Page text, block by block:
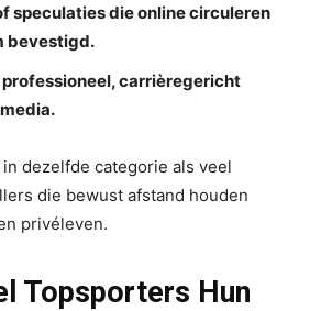
speculaties die online circuleren
bevestigd.
professioneel, carrièregericht
dezelfde categorie als veel
die bewust afstand houden
privéleven.
Topsporters Hun